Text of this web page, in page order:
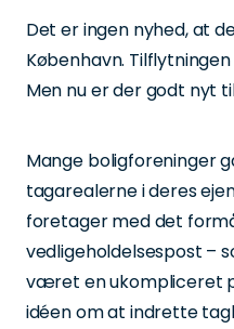
Det er ingen nyhed, at
København.
Men nu er der godt nyt
Mange boligforeninger
tagarealerne i deres
foretager med det
vedligeholdelsespost –
været en ukompliceret
idéen om at indrette